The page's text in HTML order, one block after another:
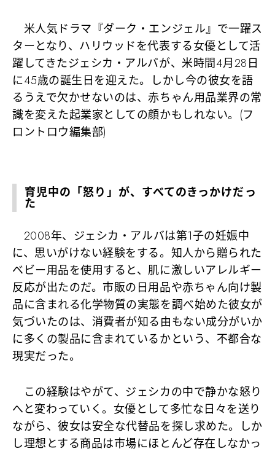
米人気ドラマ『ダーク・エンジェル』で一躍ス
ターとなり、ハリウッドを代表する女優として活
躍してきたジェシカ・アルバが、米時間4月28日
に45歳の誕生日を迎えた。しかし今の彼女を語
るうえで欠かせないのは、赤ちゃん用品業界の常
識を変えた起業家としての顔かもしれない。(フ
ロントロウ編集部)
育児中の「怒り」が、すべてのきっかけだっ
た
2008年、ジェシカ・アルバは第1子の妊娠中
に、思いがけない経験をする。知人から贈られた
ベビー用品を使用すると、肌に激しいアレルギー
反応が出たのだ。市販の日用品や赤ちゃん向け製
品に含まれる化学物質の実態を調べ始めた彼女が
気づいたのは、消費者が知る由もない成分がいか
に多くの製品に含まれているかという、不都合な
現実だった。
この経験はやがて、ジェシカの中で静かな怒り
へと変わっていく。女優として多忙な日々を送り
ながら、彼女は安全な代替品を探し求めた。しか
し理想とする商品は市場にほとんど存在しなかっ